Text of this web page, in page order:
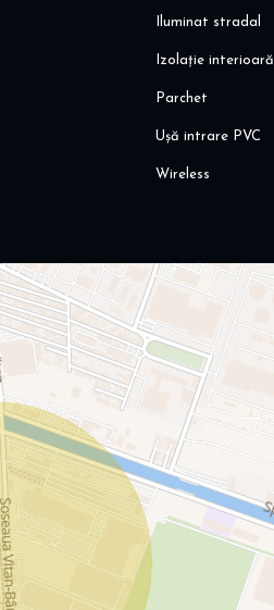
Iluminat stradal
Izolație interioară
Parchet
Ușă intrare PVC
Wireless